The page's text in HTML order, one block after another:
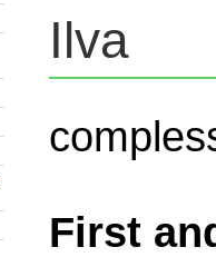
Ilva
First